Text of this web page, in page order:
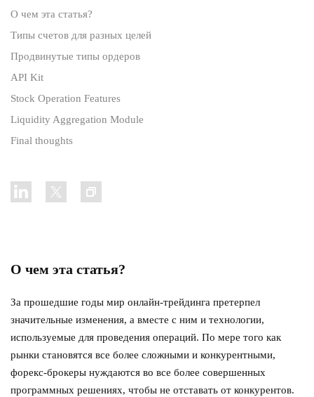
О чем эта статья?
Типы счетов для разных целей
Продвинутые типы ордеров
API Kit
Stock Operation Features
Liquidity Aggregation Module
Final thoughts
О чем эта статья?
За прошедшие годы мир онлайн-трейдинга претерпел
значительные изменения, а вместе с ним и технологии,
используемые для проведения операций. По мере того как
рынки становятся все более сложными и конкурентными,
форекс-брокеры нуждаются во все более совершенных
программных решениях, чтобы не отставать от конкурентов.